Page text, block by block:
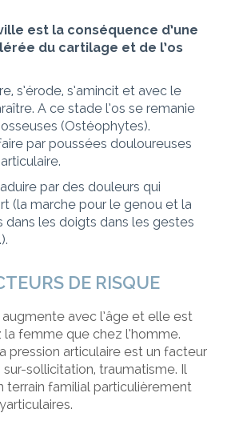
est la conséquence d’une
du cartilage et de l’os
s’érode, s’amincit et avec le
A ce stade l’os se remanie
(Ostéophytes).
par poussées douloureuses
par des douleurs qui
(la marche pour le genou et la
dans les doigts dans les gestes
DE RISQUE
augmente avec l’âge et elle est
femme que chez l’homme.
pression articulaire est un facteur
sur-sollicitation, traumatisme. Il
terrain familial particulièrement